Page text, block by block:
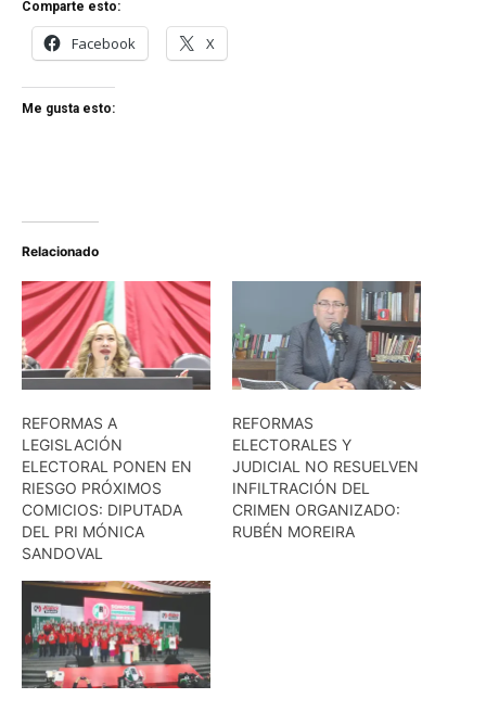
Comparte esto:
Facebook X
Me gusta esto:
Relacionado
REFORMAS A
LEGISLACIÓN
ELECTORAL PONEN EN
RIESGO PRÓXIMOS
COMICIOS: DIPUTADA
DEL PRI MÓNICA
SANDOVAL
REFORMAS
ELECTORALES Y
JUDICIAL NO RESUELVEN
INFILTRACIÓN DEL
CRIMEN ORGANIZADO:
RUBÉN MOREIRA